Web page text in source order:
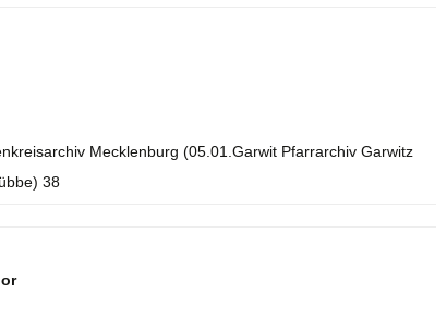
Mecklenburg (05.01.Garwit Pfarrarchiv Garwitz
38